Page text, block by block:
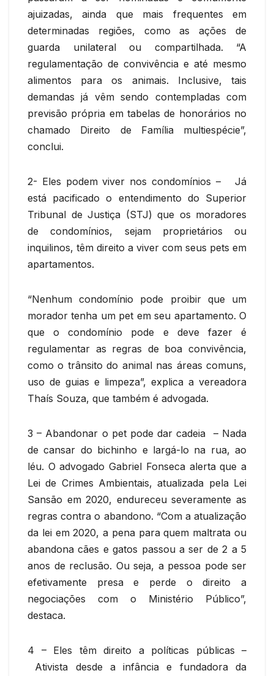
ajuizadas, ainda que mais frequentes em
determinadas regiões, como as ações de
guarda unilateral ou compartilhada. “A
regulamentação de convivência e até mesmo
alimentos para os animais. Inclusive, tais
demandas já vêm sendo contempladas com
previsão própria em tabelas de honorários no
chamado Direito de Família multiespécie”,
conclui.
2- Eles podem viver nos condomínios – Já
está pacificado o entendimento do Superior
Tribunal de Justiça (STJ) que os moradores
de condomínios, sejam proprietários ou
inquilinos, têm direito a viver com seus pets em
apartamentos.
“Nenhum condomínio pode proibir que um
morador tenha um pet em seu apartamento. O
que o condomínio pode e deve fazer é
regulamentar as regras de boa convivência,
como o trânsito do animal nas áreas comuns,
uso de guias e limpeza”, explica a vereadora
Thaís Souza, que também é advogada.
3 – Abandonar o pet pode dar cadeia – Nada
de cansar do bichinho e largá-lo na rua, ao
léu. O advogado Gabriel Fonseca alerta que a
Lei de Crimes Ambientais, atualizada pela Lei
Sansão em 2020, endureceu severamente as
regras contra o abandono. “Com a atualização
da lei em 2020, a pena para quem maltrata ou
abandona cães e gatos passou a ser de 2 a 5
anos de reclusão. Ou seja, a pessoa pode ser
efetivamente presa e perde o direito a
negociações com o Ministério Público”,
destaca.
4 – Eles têm direito a políticas públicas –
Ativista desde a infância e fundadora da